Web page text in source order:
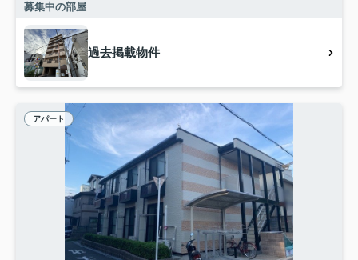
募集中の部屋
過去掲載物件
アパート